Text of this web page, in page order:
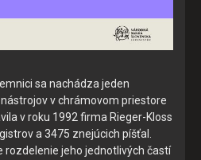
sa nachádza jeden
v chrámovom priestore
v roku 1992 firma Rieger-Kloss
a 3475 znejúcich píšťal.
rozdelenie jeho jednotlivých častí
sa dočasne ukladajú vo vašom
lepšej užívateľskej skúsenosti na
na poskytovanie
analýzu návštevnosti.